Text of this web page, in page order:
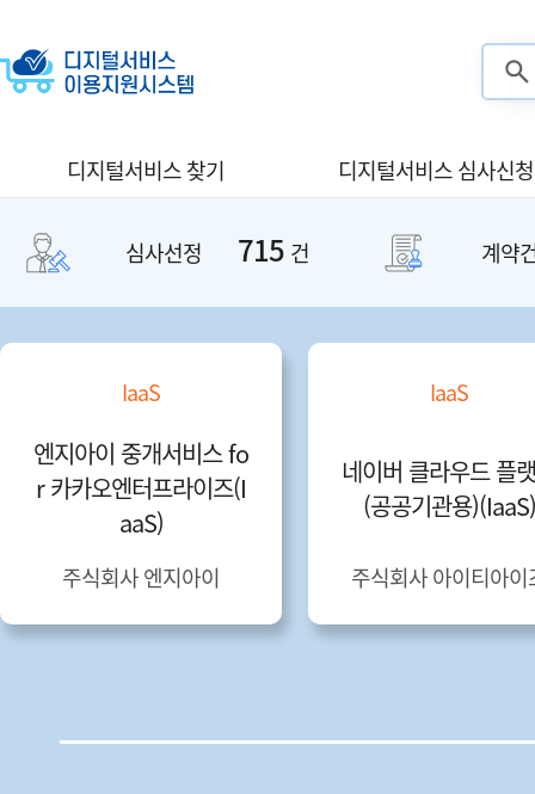
디지털서비스 찾기 디지털서비스 심사신청
심사선정 715 건 계약
IaaS
님버스네트웍스 NHN
공공클라우드
주식회사 님버스네트웍스
SaaS
구루미 화상플랫폼
주식회사 구루미